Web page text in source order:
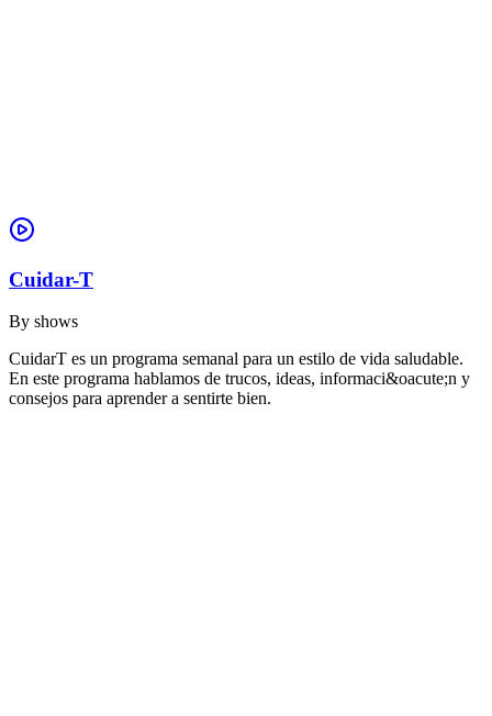
Cuidar-T
By shows
CuidarT es un programa semanal para un estilo de vida saludable.
En este programa hablamos de trucos, ideas, informaci&oacute;n y
consejos para aprender a sentirte bien.